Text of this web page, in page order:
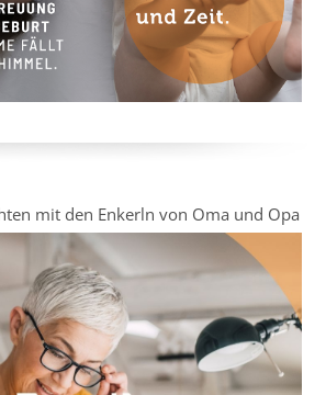
mit den Enkerln von Oma und Opa